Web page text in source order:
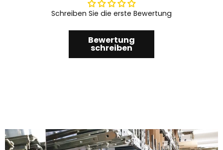
Schreiben Sie die erste Bewertung
Bewertung
schreiben